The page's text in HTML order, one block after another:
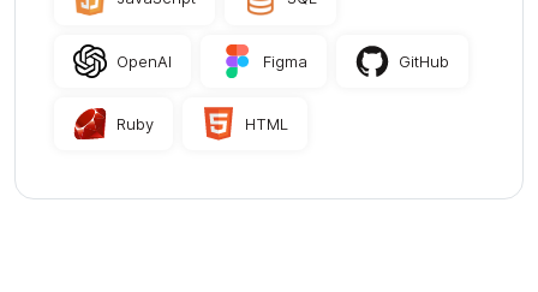
OpenAI Figma GitHub
Ruby HTML